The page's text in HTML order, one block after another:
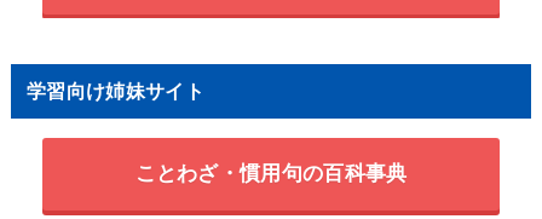
学習向け姉妹サイト
ことわざ・慣用句の百科事典